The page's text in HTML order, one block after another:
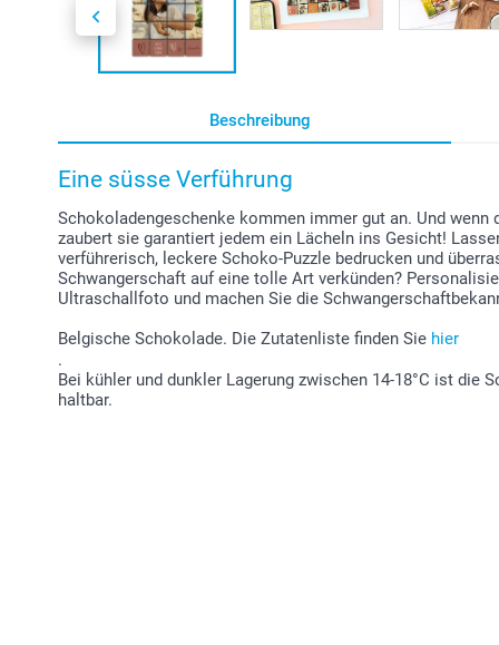
Beschreibung
Eine süsse Verführung
Schokoladengeschenke kommen immer gut an. Und
zaubert sie garantiert jedem ein Lächeln ins Gesicht!
verführerisch, leckere Schoko-Puzzle bedrucken und
Schwangerschaft auf eine tolle Art verkünden?
Ultraschallfoto und machen Sie die
Belgische Schokolade. Die Zutatenliste finden Sie hier
.
Bei kühler und dunkler Lagerung zwischen 14-18°C ist die
haltbar.